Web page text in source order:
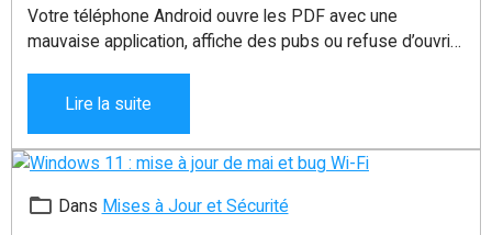
pleines de pubs
Votre téléphone Android ouvre les PDF avec une
mauvaise application, affiche des pubs ou refuse d’ouvrir
utiliser Google Drive en alternative.
Lire la suite
Dans Mises à Jour et Sécurité